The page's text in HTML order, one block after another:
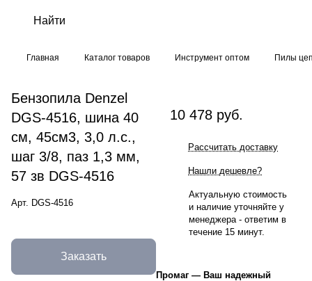
Главная Каталог товаров Инструмент оптом Пилы
Бензопила Denzel
DGS-4516, шина 40
см, 45см3, 3,0 л.с.,
шаг 3/8, паз 1,3 мм,
57 зв DGS-4516
Арт. DGS-4516
Заказать
10 478 руб.
Рассчитать доставку
Нашли дешевле?
Актуальную стоимость
и наличие уточняйте у
менеджера - ответим в
течение 15 минут.
Промаг — Ваш надежный